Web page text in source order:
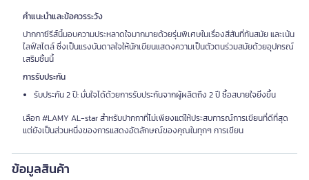
คำแนะนำและข้อควรระวัง
ปากกาซีรีส์นี้มอบความประหลาดใจมากมายด้วยรุ่นพิเศษในเรื่องสีสันที่ทันสมัย และเน้น
ไลฟ์สไตล์ ซึ่งเป็นแรงบันดาลใจให้นักเขียนแสดงความเป็นตัวตนร่วมสมัยด้วยอุปกรณ์
เสริมชิ้นนี้
การรับประกัน
รับประกัน 2 ปี: มั่นใจได้ด้วยการรับประกันจากผู้ผลิตถึง 2 ปี ซื้อสบายใจยิ่งขึ้น
เลือก #LAMY AL-star สำหรับปากกาที่ไม่เพียงแต่ให้ประสบการณ์การเขียนที่ดีที่สุด
แต่ยังเป็นส่วนหนึ่งของการแสดงอัตลักษณ์ของคุณในทุกๆ การเขียน
ข้อมูลสินค้า